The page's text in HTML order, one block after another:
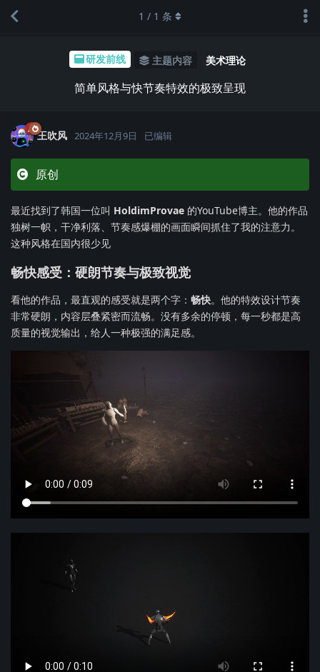
研发前线 主题内容 美术理论
简单风格与快节奏特效的极致呈现
1 / 1 条
王吹风 2024年12月9日 已编辑
原创
最近找到了韩国一位叫 HoldimProvae 的YouTube博主。他的作品
独树一帜，干净利落、节奏感爆棚的画面瞬间抓住了我的注意力。
这种风格在国内很少见
畅快感受：硬朗节奏与极致视觉
看他的作品，最直观的感受就是两个字： 畅快。他的特效设计节奏
非常硬朗，内容层叠紧密而流畅。没有多余的停顿，每一秒都是高
质量的视觉输出，给人一种极强的满足感。